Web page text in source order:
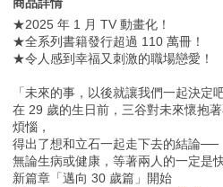
商品詳情
★2025 年 1 月 TV 動畫化！
★全系列書籍發行超過 110 萬冊！
★令人感到幸福又刺激的職場戀愛！
「未來的事，以後就讓我們一起決定吧
在 29 歲的生日前，三谷對未來懷抱
煩惱，
得出了想和立石一起走下去的結論──
無論生病或健康，等著兩人的一定是
新篇章「邁向 30 歲篇」開始